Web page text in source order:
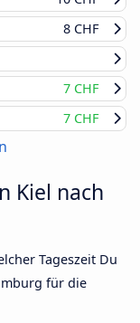
8 CHF
7 CHF
7 CHF
Kiel nach
Tageszeit Du
für die